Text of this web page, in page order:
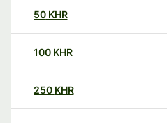
50 KHR
100 KHR
250 KHR